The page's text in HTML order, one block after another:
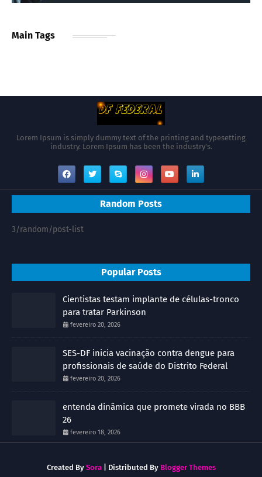
Main Tags
Lorem Ipsum is simply dummy text of the printing and typesetting
industry. Lorem Ipsum has been the industry's.
Random Posts
3/random/post-list
Popular Posts
Cientistas testam implante de células-tronco
para tratar Parkinson
fevereiro 20, 2026
SES-DF inicia vacinação contra dengue para
profissionais de saúde do Distrito Federal
fevereiro 20, 2026
entenda dinâmica que promete virada no BBB
26
fevereiro 18, 2026
Created By Sora| Distributed By Blogger Themes